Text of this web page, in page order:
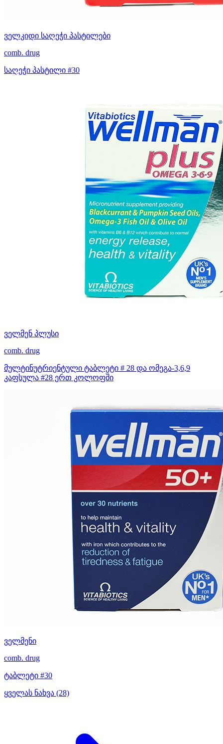
ველკიდი საღეჭი პასტილები
comb. drug
საღეჭი პასტილი #30
ველმენ პლუსი
comb. drug
მულტინუტრიენტული ტაბლეტი # 28 და ომეგა-3,6,9
კაფსულა #28 ერთ კოლოფში
ველმენი
comb. drug
ტაბლეტი #30
ყველას ნახვა (28)